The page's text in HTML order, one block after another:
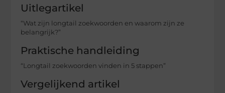
Uitlegartikel
“Wat zijn longtail zoekwoorden en waarom zijn ze
belangrijk?”
Praktische handleiding
“Longtail zoekwoorden vinden in 5 stappen”
Vergelijkend artikel